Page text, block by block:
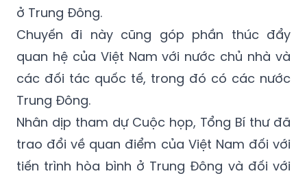
ở Trung Đông.
Chuyến đi này cũng góp phần thúc đẩy
quan hệ của Việt Nam với nước chủ nhà và
các đối tác quốc tế, trong đó có các nước
Trung Đông.
Nhân dịp tham dự Cuộc họp, Tổng Bí thư đã
trao đổi về quan điểm của Việt Nam đối với
tiến trình hòa bình ở Trung Đông và đối với